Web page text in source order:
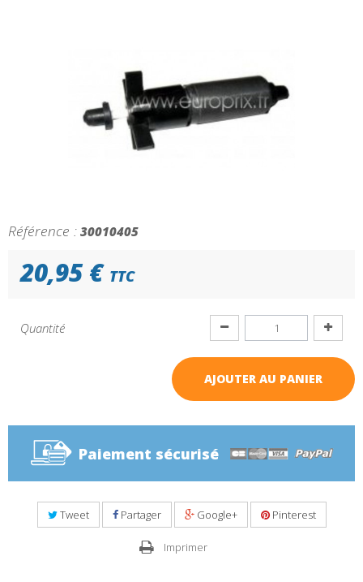
Référence : 30010405
20,95 € TTC
Quantité
AJOUTER AU PANIER
Paiement sécurisé
Tweet Partager Google+ Pinterest
Imprimer